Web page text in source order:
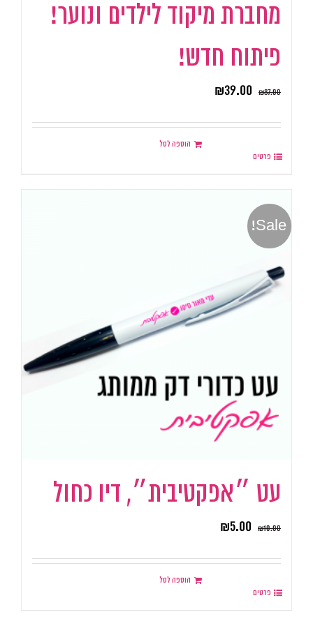
מחברת מיקוד לילדים ונוער!
פיתוח חדש!
₪87.00
₪39.00
הוספה לסל
פרטים
Sale!
עט ״אפקטיבית״, דיו כחול
₪10.00
₪5.00
הוספה לסל
פרטים